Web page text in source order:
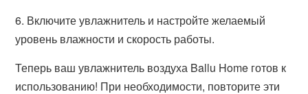
6. Включите увлажнитель и настройте желаемый
уровень влажности и скорость работы.
Теперь ваш увлажнитель воздуха Ballu Home готов к
использованию! При необходимости, повторите эти